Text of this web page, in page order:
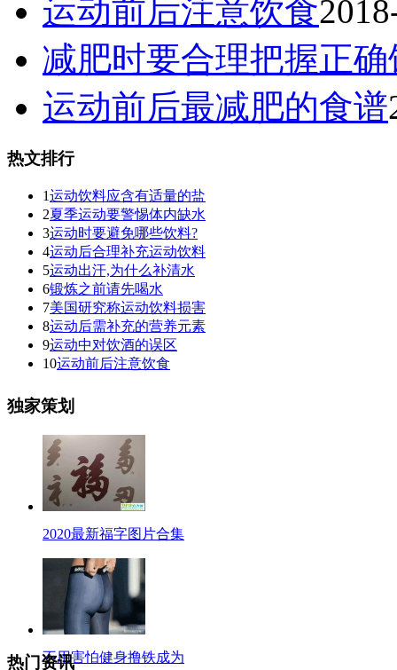
运动前后注意饮食
减肥时要合理把握正确
运动前后最减肥的食谱
热文排行
1运动饮料应含有适量的盐
2夏季运动要警惕体内缺水
3运动时要避免哪些饮料?
4运动后合理补充运动饮料
5运动出汗,为什么补清水
6锻炼之前请先喝水
7美国研究称运动饮料损害
8运动后需补充的营养元素
9运动中对饮酒的误区
10运动前后注意饮食
独家策划
2020最新福字图片合集
不用害怕健身撸铁成为
热门资讯